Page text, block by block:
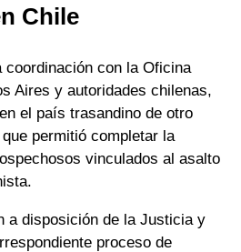
Chile
coordinación con la Oficina
Aires y autoridades chilenas,
el país trasandino de otro
permitió completar la
vinculados al asalto
a disposición de la Justicia y
proceso de